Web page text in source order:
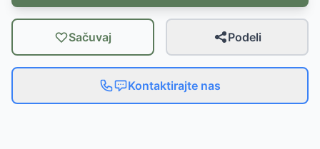
Sačuvaj Podeli
Kontaktirajte nas